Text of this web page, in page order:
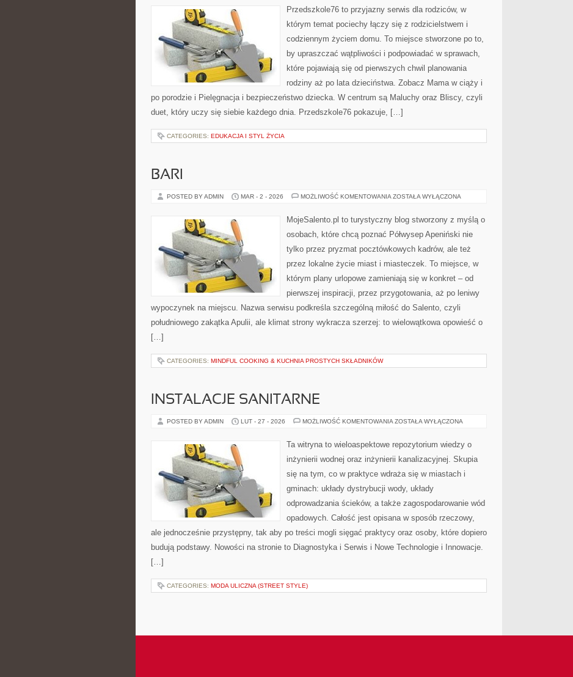
TYGODNIU
Przedszkole76 to przyjazny serwis dla rodziców, w
którym temat pociechy łączy się z rodzicielstwem i
codziennym życiem domu. To miejsce stworzone po to,
by upraszczać wątpliwości i podpowiadać w sprawach,
które pojawiają się od pierwszych chwil planowania
rodziny aż po lata dzieciństwa. Zobacz Mama w ciąży i
po porodzie i Pielęgnacja i bezpieczeństwo dziecka. W centrum są Maluchy oraz Bliscy, czyli
duet, który uczy się siebie każdego dnia. Przedszkole76 pokazuje, […]
CATEGORIES: EDUKACJA I STYL ŻYCIA
BARI
POSTED BY ADMIN MAR - 2 - 2026 MOŻLIWOŚĆ KOMENTOWANIA BARI
ZOSTAŁA WYŁĄCZONA
MojeSalento.pl to turystyczny blog stworzony z myślą o
osobach, które chcą poznać Półwysep Apeniński nie
tylko przez pryzmat pocztówkowych kadrów, ale też
przez lokalne życie miast i miasteczek. To miejsce, w
którym plany urlopowe zamieniają się w konkret – od
pierwszej inspiracji, przez przygotowania, aż po leniwy
wypoczynek na miejscu. Nazwa serwisu podkreśla szczególną miłość do Salento, czyli
południowego zakątka Apulii, ale klimat strony wykracza szerzej: to wielowątkowa opowieść o
[…]
CATEGORIES: MINDFUL COOKING & KUCHNIA PROSTYCH SKŁADNIKÓW
INSTALACJE SANITARNE
POSTED BY ADMIN LUT - 27 - 2026 MOŻLIWOŚĆ KOMENTOWANIA INSTALACJE
ZOSTAŁA WYŁĄCZONA
Ta witryna to wieloaspektowe repozytorium wiedzy o
inżynierii wodnej oraz inżynierii kanalizacyjnej. Skupia
się na tym, co w praktyce wdraża się w miastach i
gminach: układy dystrybucji wody, układy
odprowadzania ścieków, a także zagospodarowanie wód
opadowych. Całość jest opisana w sposób rzeczowy,
ale jednocześnie przystępny, tak aby po treści mogli sięgać praktycy oraz osoby, które dopiero
budują podstawy. Nowości na stronie to Diagnostyka i Serwis i Nowe Technologie i Innowacje.
[…]
CATEGORIES: MODA ULICZNA (STREET STYLE)